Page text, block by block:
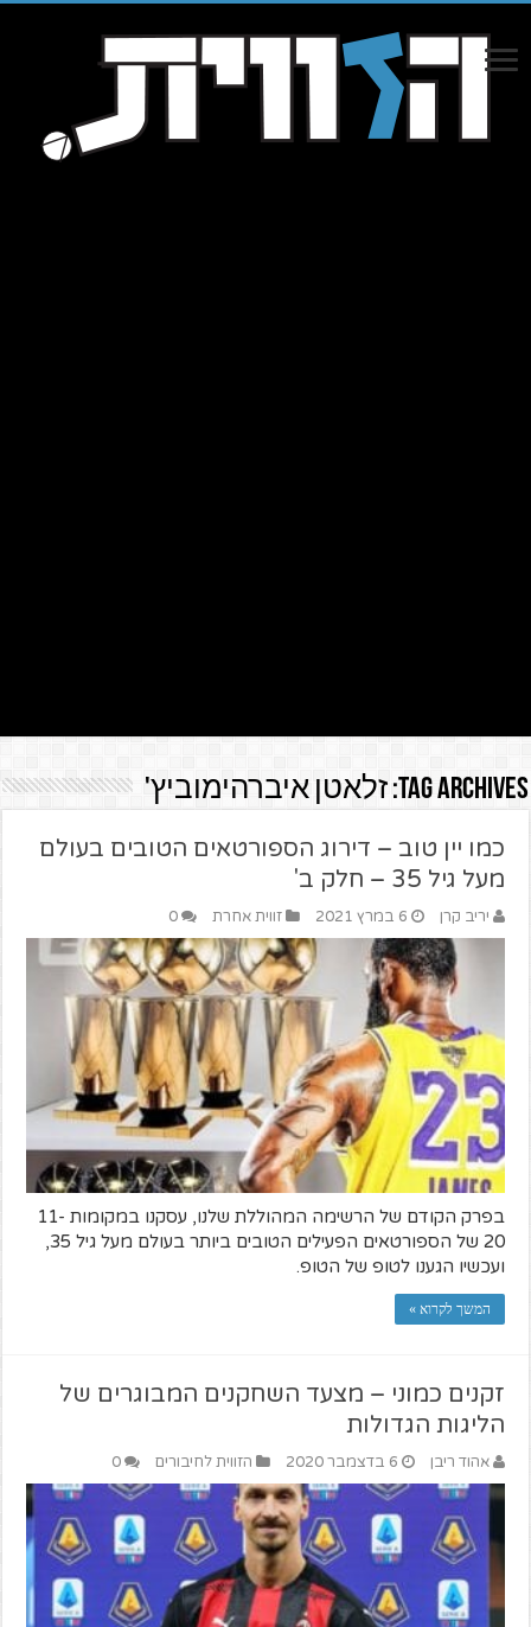
Tag Archives: זלאטן איברהימוביץ'
כמו יין טוב – דירוג הספורטאים הטובים בעולם
מעל גיל 35 – חלק ב'
יריב קרן 6 במרץ 2021 זווית אחרת 0
בפרק הקודם של הרשימה המהוללת שלנו, עסקנו במקומות 11-
20 של הספורטאים הפעילים הטובים ביותר בעולם מעל גיל 35,
ועכשיו הגענו לטופ של הטופ.
המשך לקרוא »
זקנים כמוני – מצעד השחקנים המבוגרים של
הליגות הגדולות
אהוד ריבן 6 בדצמבר 2020 הזווית לחיבורים 0